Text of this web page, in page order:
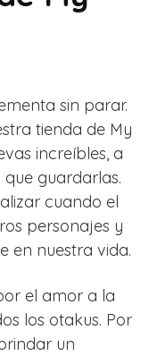
sin parar.
tienda de My
increíbles, a
guardarlas.
cuando el
personajes y
en nuestra vida.
el amor a la
los otakus. Por
un